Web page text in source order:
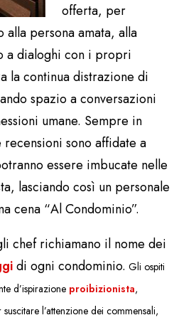
offerta, per
persona amata, alla
a dialoghi con i propri
la continua distrazione di
spazio a conversazioni
umane. Sempre in
sono affidate a
essere imbucate nelle
lasciando così un personale
cena “Al Condominio”.
chef richiamano il nome dei
di ogni condominio. Gli ospiti
d’ispirazione proibizionista,
l’attenzione dei commensali,